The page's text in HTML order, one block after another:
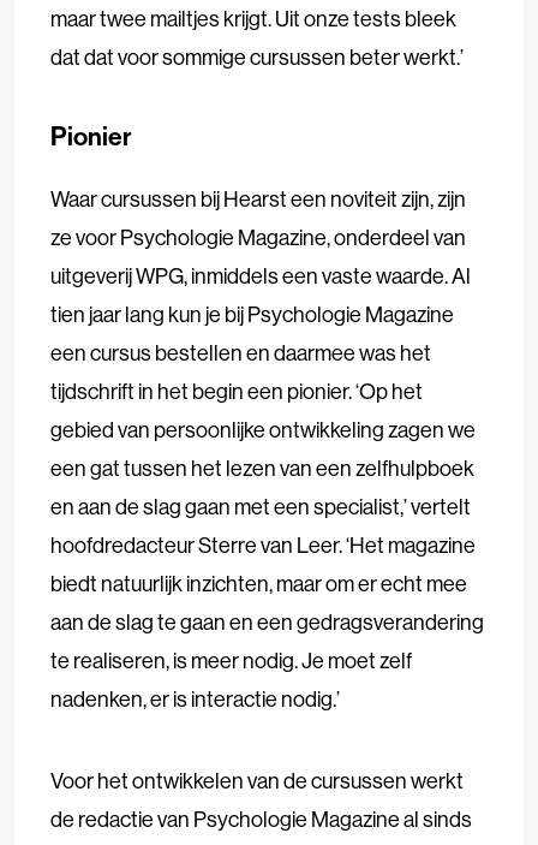
maar twee mailtjes krijgt. Uit onze tests bleek
dat dat voor sommige cursussen beter werkt.’
Pionier
Waar cursussen bij Hearst een noviteit zijn, zijn
ze voor Psychologie Magazine, onderdeel van
uitgeverij WPG, inmiddels een vaste waarde. Al
tien jaar lang kun je bij Psychologie Magazine
een cursus bestellen en daarmee was het
tijdschrift in het begin een pionier. ‘Op het
gebied van persoonlijke ontwikkeling zagen we
een gat tussen het lezen van een zelfhulpboek
en aan de slag gaan met een specialist,’ vertelt
hoofdredacteur Sterre van Leer. ‘Het magazine
biedt natuurlijk inzichten, maar om er echt mee
aan de slag te gaan en een gedragsverandering
te realiseren, is meer nodig. Je moet zelf
nadenken, er is interactie nodig.’
Voor het ontwikkelen van de cursussen werkt
de redactie van Psychologie Magazine al sinds